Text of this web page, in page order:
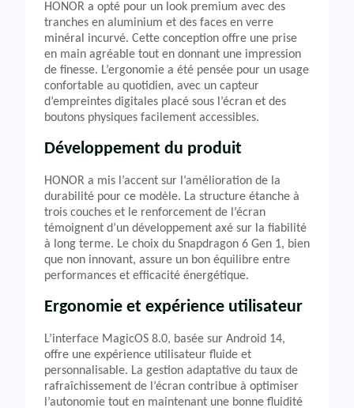
HONOR a opté pour un look premium avec des
tranches en aluminium et des faces en verre
minéral incurvé. Cette conception offre une prise
en main agréable tout en donnant une impression
de finesse. L’ergonomie a été pensée pour un usage
confortable au quotidien, avec un capteur
d’empreintes digitales placé sous l’écran et des
boutons physiques facilement accessibles.
Développement du produit
HONOR a mis l’accent sur l’amélioration de la
durabilité pour ce modèle. La structure étanche à
trois couches et le renforcement de l’écran
témoignent d’un développement axé sur la fiabilité
à long terme. Le choix du Snapdragon 6 Gen 1, bien
que non innovant, assure un bon équilibre entre
performances et efficacité énergétique.
Ergonomie et expérience utilisateur
L’interface MagicOS 8.0, basée sur Android 14,
offre une expérience utilisateur fluide et
personnalisable. La gestion adaptative du taux de
rafraîchissement de l’écran contribue à optimiser
l’autonomie tout en maintenant une bonne fluidité